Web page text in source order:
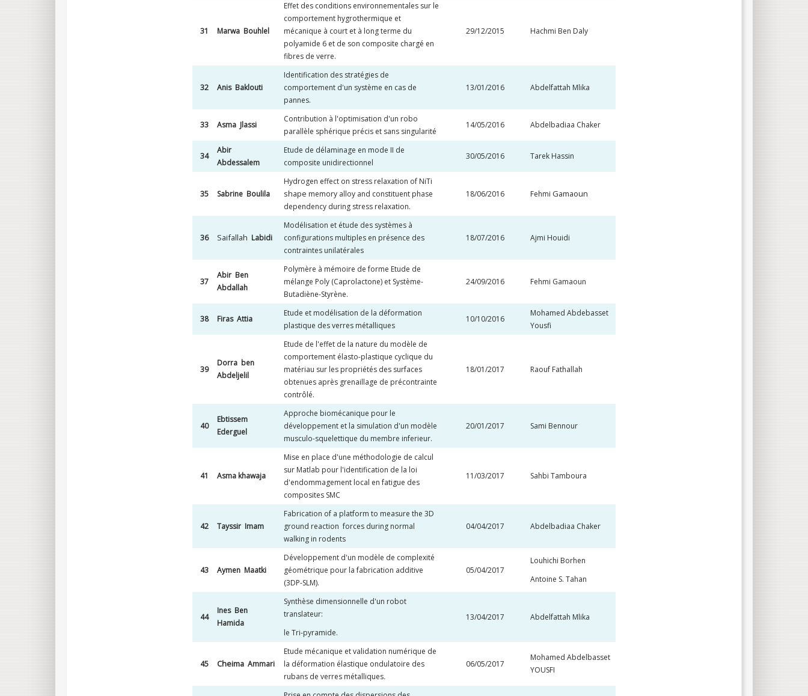
31 Marwa Bouhlel
Effet des conditions environnementales sur le
comportement hygrothermique et
mécanique à court et à long terme du
polyamide 6 et de son composite chargé en
fibres de verre.
29/12/2015 Hachmi Ben Daly
32 Anis Baklouti
Identification des stratégies de
comportement d'un système en cas de
pannes.
13/01/2016 Abdelfattah Mlika
33 Asma Jlassi
Contribution à l'optimisation d'un robo
parallèle sphérique précis et sans singularité
14/05/2016 Abdelbadiaa Chaker
34
Abir
Abdessalem
Etude de délaminage en mode II de
composite unidirectionnel
30/05/2016 Tarek Hassin
35 Sabrine Boulila
Hydrogen effect on stress relaxation of NiTi
shape memory alloy and constituent phase
dependency during stress relaxation.
18/06/2016 Fehmi Gamaoun
36 Saifallah Labidi
Modélisation et étude des systèmes à
configurations multiples en présence des
contraintes unilatérales
18/07/2016 Ajmi Houidi
37
Abir Ben
Abdallah
Polymère à mémoire de forme Etude de
mélange Poly (Caprolactone) et Système-
Butadiène-Styrène.
24/09/2016 Fehmi Gamaoun
38 Firas Attia
Etude et modélisation de la déformation
plastique des verres métalliques
10/10/2016
Mohamed Abdebasset
Yousfi
39
Dorra ben
Abdeljelil
Etude de l'effet de la nature du modèle de
comportement élasto-plastique cyclique du
matériau sur les propriétés des surfaces
obtenues après grenaillage de précontrainte
contrôlé.
18/01/2017 Raouf Fathallah
40
Ebtissem
Ederguel
Approche biomécanique pour le
développement et la simulation d'un modèle
musculo-squelettique du membre inferieur.
20/01/2017 Sami Bennour
41 Asma khawaja
Mise en place d'une méthodologie de calcul
sur Matlab pour l'identification de la loi
d'endommagement local en fatigue des
composites SMC
11/03/2017 Sahbi Tamboura
42 Tayssir Imam
Fabrication of a platform to measure the 3D
ground reaction forces during normal
walking in rodents
04/04/2017 Abdelbadiaa Chaker
43 Aymen Maatki
Développement d'un modèle de complexité
géométrique pour la fabrication additive
(3DP-SLM).
05/04/2017
Louhichi Borhen
Antoine S. Tahan
44
Ines Ben
Hamida
Synthèse dimensionnelle d'un robot
translateur:
le Tri-pyramide.
13/04/2017 Abdelfattah Mlika
45 Cheima Ammari
Etude mécanique et validation numérique de
la déformation élastique ondulatoire des
rubans de verres métalliques.
06/05/2017
Mohamed Abdelbasset
YOUSFI